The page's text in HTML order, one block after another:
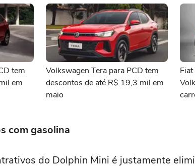
tem
em
Volkswagen Tera para PCD tem
descontos de até R$ 19,3 mil em
maio
com gasolina
do Dolphin Mini é justamente